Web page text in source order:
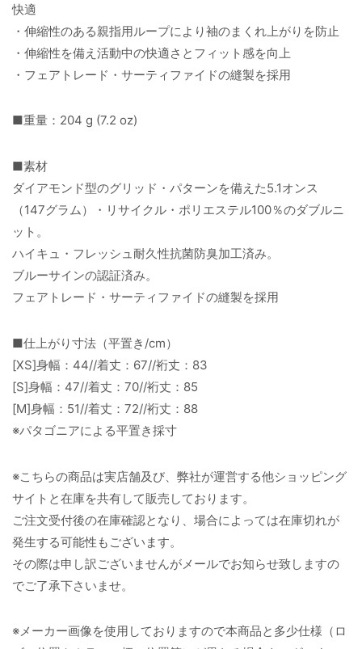
快適
・伸縮性のある親指用ループにより袖のまくれ上がりを防止
・伸縮性を備え活動中の快適さとフィット感を向上
・フェアトレード・サーティファイドの縫製を採用
■重量：204 g (7.2 oz)
■素材
ダイアモンド型のグリッド・パターンを備えた5.1オンス
（147グラム）・リサイクル・ポリエステル100％のダブルニ
ット。
ハイキュ・フレッシュ耐久性抗菌防臭加工済み。
ブルーサインの認証済み。
フェアトレード・サーティファイドの縫製を採用
■仕上がり寸法（平置き/cm）
[XS]身幅：44//着丈：67//裄丈：83
[S]身幅：47//着丈：70//裄丈：85
[M]身幅：51//着丈：72//裄丈：88
※パタゴニアによる平置き採寸
※こちらの商品は実店舗及び、弊社が運営する他ショッピング
サイトと在庫を共有して販売しております。
ご注文受付後の在庫確認となり、場合によっては在庫切れが
発生する可能性もございます。
その際は申し訳ございませんがメールでお知らせ致しますの
でご了承下さいませ。
※メーカー画像を使用しておりますので本商品と多少仕様（ロ